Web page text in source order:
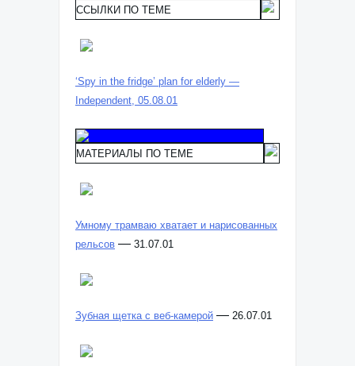
ССЫЛКИ ПО ТЕМЕ
‘Spy in the fridge’ plan for elderly —
Independent, 05.08.01
МАТЕРИАЛЫ ПО ТЕМЕ
Умному трамваю хватает и нарисованных
рельсов — 31.07.01
Зубная щетка с веб-камерой — 26.07.01